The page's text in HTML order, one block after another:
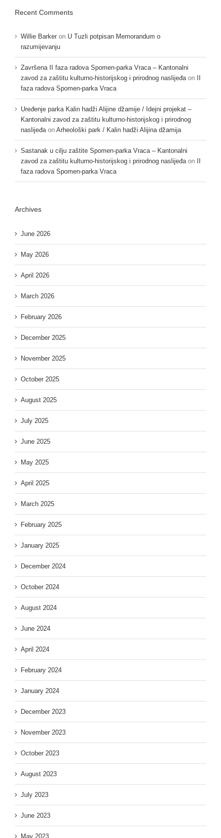
Recent Comments
Willie Barker on U Tuzli potpisan Memorandum o
razumijevanju
Završena II faza radova Spomen-parka Vraca – Kantonalni
zavod za zaštitu kulturno-historijskog i prirodnog naslijeđaon
faza radova Spomen-parka Vraca
Uređenje parka Kalin hadži Alijine džamije / Idejni projekat –
Kantonalni zavod za zaštitu kulturno-historijskog i prirodnog
naslijeđaon Arheološki park / Kalin hadži Alijina džamija
Sastanak u cilju zaštite Spomen-parka Vraca – Kantonalni
zavod za zaštitu kulturno-historijskog i prirodnog naslijeđaon
faza radova Spomen-parka Vraca
Archives
June 2026
May 2026
April 2026
March 2026
February 2026
December 2025
November 2025
October 2025
August 2025
July 2025
June 2025
May 2025
April 2025
March 2025
February 2025
January 2025
December 2024
October 2024
August 2024
June 2024
April 2024
February 2024
January 2024
December 2023
November 2023
October 2023
August 2023
July 2023
June 2023
May 2023